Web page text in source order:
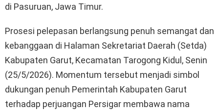
di Pasuruan, Jawa Timur.
Prosesi pelepasan berlangsung penuh semangat dan
kebanggaan di Halaman Sekretariat Daerah (Setda)
Kabupaten Garut, Kecamatan Tarogong Kidul, Senin
(25/5/2026). Momentum tersebut menjadi simbol
dukungan penuh Pemerintah Kabupaten Garut
terhadap perjuangan Persigar membawa nama